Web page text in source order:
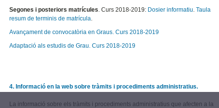
Segones i posteriors matrícules. Curs 2018-2019: Dosier informatiu.Taula
resum de terminis de matrícula.
Avançament de convocatòria en Graus. Curs 2018-2019
Adaptació als estudis de Grau. Curs 2018-2019
4. Informació en la web sobre tràmits i procediments administratius.
La informació sobre els tràmits i procediments administratius que afecten a la